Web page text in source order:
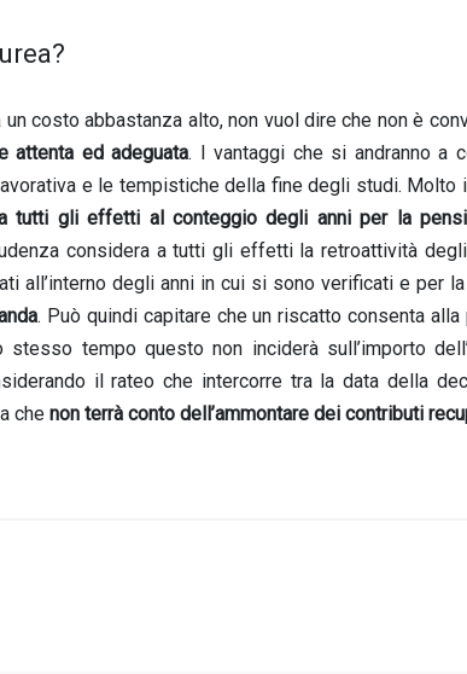
costo abbastanza alto, non vuol dire che non è
attenta ed adeguata. I vantaggi che si andranno a
e le tempistiche della fine degli studi. Molto
tutti gli effetti al conteggio degli anni per la
considera a tutti gli effetti la retroattività
all’interno degli anni in cui si sono verificati e per
. Può quindi capitare che un riscatto consenta
tempo questo non inciderà sull’importo
il rateo che intercorre tra la data della
che non terrà conto dell’ammontare dei contributi